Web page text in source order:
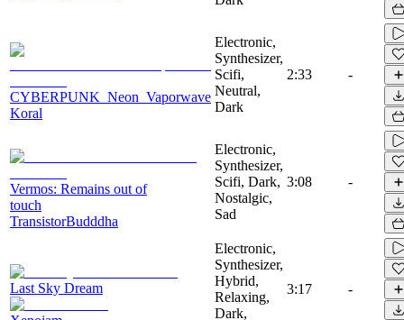
CYBERPUNK_Neon_Vaporwave
Koral
Electronic,
Synthesizer,
Scifi,
Neutral,
Dark
2:33 -
Vermos: Remains out of
touch
TransistorBudddha
Electronic,
Synthesizer,
Scifi, Dark,
Nostalgic,
Sad
3:08 -
Last Sky Dream
Electronic,
Synthesizer,
Hybrid,
Relaxing,
Dark,
3:17 -